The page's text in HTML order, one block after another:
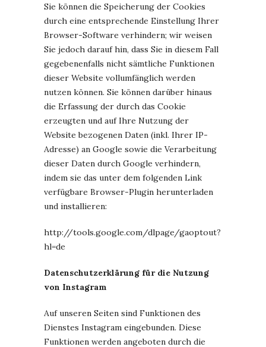
Sie können die Speicherung der Cookies
durch eine entsprechende Einstellung Ihrer
Browser-Software verhindern; wir weisen
Sie jedoch darauf hin, dass Sie in diesem Fall
gegebenenfalls nicht sämtliche Funktionen
dieser Website vollumfänglich werden
nutzen können. Sie können darüber hinaus
die Erfassung der durch das Cookie
erzeugten und auf Ihre Nutzung der
Website bezogenen Daten (inkl. Ihrer IP-
Adresse) an Google sowie die Verarbeitung
dieser Daten durch Google verhindern,
indem sie das unter dem folgenden Link
verfügbare Browser-Plugin herunterladen
und installieren:
http://tools.google.com/dlpage/gaoptout?
hl=de
Datenschutzerklärung für die Nutzung
von Instagram
Auf unseren Seiten sind Funktionen des
Dienstes Instagram eingebunden. Diese
Funktionen werden angeboten durch die